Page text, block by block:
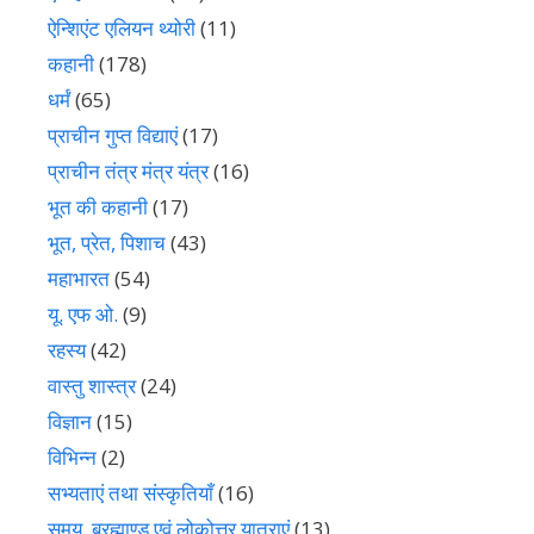
ऐन्शिएंट एलियन थ्योरी(11)
कहानी(178)
धर्मं(65)
प्राचीन गुप्त विद्याएं(17)
प्राचीन तंत्र मंत्र यंत्र(16)
भूत की कहानी(17)
भूत, प्रेत, पिशाच(43)
महाभारत(54)
यू. एफ ओ. (9)
रहस्य(42)
वास्तु शास्त्र(24)
विज्ञान(15)
विभिन्न(2)
सभ्यताएं तथा संस्कृतियाँ(16)
समय, ब्रह्माण्ड एवं लोकोत्तर यात्राएं(13)